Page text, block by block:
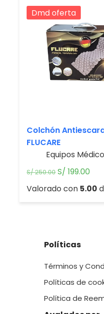
Dmd oferta
Colchón
FLUCARE
Equipos
S/250.00 El
precio
S/ 199.00
Valorado con 5.00
Políticas
Términos y
Políticas de
Política de